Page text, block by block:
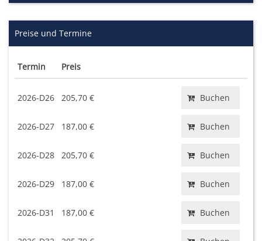
Preise und Termine
Termin Preis
2026-D26 205,70 € Buchen
2026-D27 187,00 € Buchen
2026-D28 205,70 € Buchen
2026-D29 187,00 € Buchen
2026-D31 187,00 € Buchen